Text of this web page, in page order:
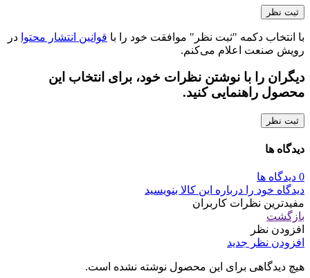
با انتخاب دکمه "ثبت نظر" موافقت خود را با قوانین انتشار محتوا در
رویش صنعت اعلام می‌کنم.
دیگران را با نوشتن نظرات خود، برای انتخاب این
محصول راهنمایی کنید.
ثبت نظر
دیدگاه ها
0 دیدگاه ها
دیدگاه خود را درباره این کالا بنویسید
مفیدترین نظرات کاربران
بازگشت
افزودن نظر
افزودن نظر جدید
هیچ دیدگاهی برای این محصول نوشته نشده است.